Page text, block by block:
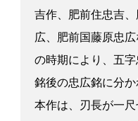
吉作、肥前住忠吉
広、肥前国藤原忠
の時期により、五
銘後の忠広銘に分か
本作は、刃長が一